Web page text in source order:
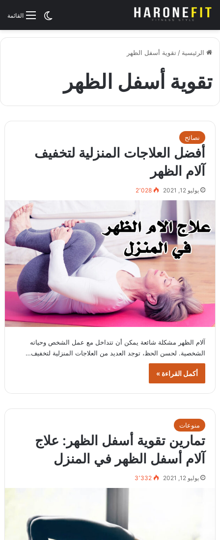
القائمةالوضع
الرئيسية / تقوية أسفل الظهر
تقوية أسفل الظهر
نصائح
أفضل العلاجات المنزلية لتخفيف
آلام الظهر
يوليو 12, 2021 2٬028
آلام الظهر مشكلة شائعة يمكن أن تتداخل مع عمل الشخص وحياته
الشخصية. لحسن الحظ، توجد العديد من العلاجات المنزلية لتخفيف…
أكمل القراءة »
منوعات
تمارين تقوية أسفل الظهر: علاج
آلام أسفل الظهر في المنزل
يوليو 12, 2021 3٬332